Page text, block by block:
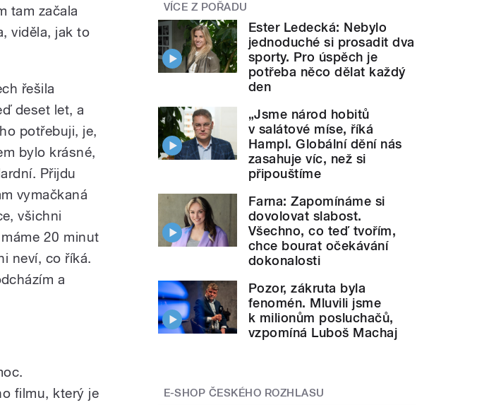
tam začala
viděla, jak to
řešila
deset let, a
potřebuji, je,
bylo krásné,
Přijdu
vymačkaná
všichni
20 minut
neví, co říká.
a
filmu, který je
VÍCE Z POŘADU
Ester Ledecká: Nebylo
jednoduché si prosadit dva
sporty. Pro úspěch je
potřeba něco dělat každý
den
„Jsme národ hobitů
v salátové míse, říká
Hampl. Globální dění nás
zasahuje víc, než si
připouštíme
Farna: Zapomínáme si
dovolovat slabost.
Všechno, co teď tvořím,
chce bourat očekávání
dokonalosti
Pozor, zákruta byla
fenomén. Mluvili jsme
k milionům posluchačů,
vzpomíná Luboš Machaj
E-SHOP ČESKÉHO ROZHLASU